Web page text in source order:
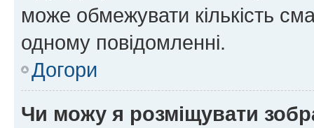
може обмежувати кількість
одному повідомленні.
Догори
Чи можу я розміщувати